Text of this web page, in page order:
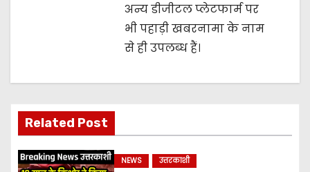
अन्य डीजीटल प्लेटफार्म पर
भी पहाड़ी खबरनामा के नाम
से ही उपलब्ध हैं।
Related Post
NEWS उत्तरकाशी